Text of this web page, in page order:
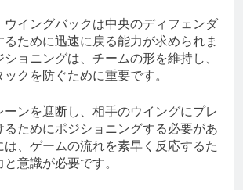
ウイングバックは中央のディフェンダ
ために迅速に戻る能力が求められま
ョニングは、チームの形を維持し、
クを防ぐために重要です。
ンを遮断し、相手のウイングにプレ
るためにポジショニングする必要があ
は、ゲームの流れを素早く反応するた
意識が必要です。